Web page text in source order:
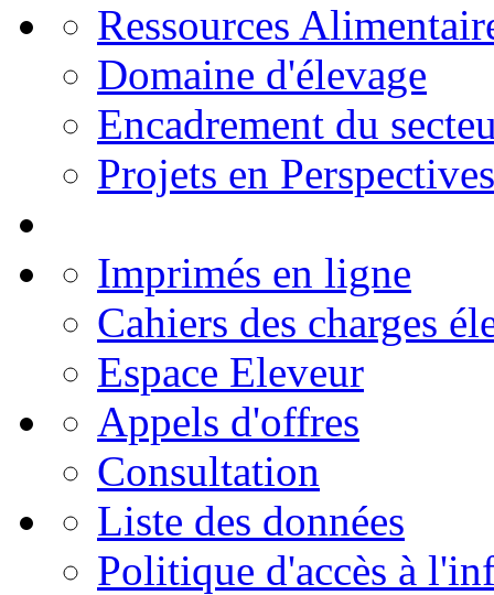
Ressources
Domaine d'élevage
Encadrement du
Projets en Perspectives
Imprimés en ligne
Cahiers des charges
Espace Eleveur
Appels d'offres
Consultation
Liste des données
Politique d'accès à